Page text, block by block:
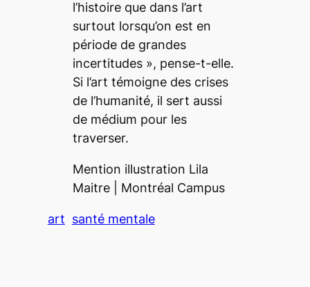
l’histoire que dans l’art
surtout lorsqu’on est en
période de grandes
incertitudes », pense-t-elle.
Si l’art témoigne des crises
de l’humanité, il sert aussi
de médium pour les
traverser.
Mention illustration Lila
Maitre | Montréal Campus
art santé mentale